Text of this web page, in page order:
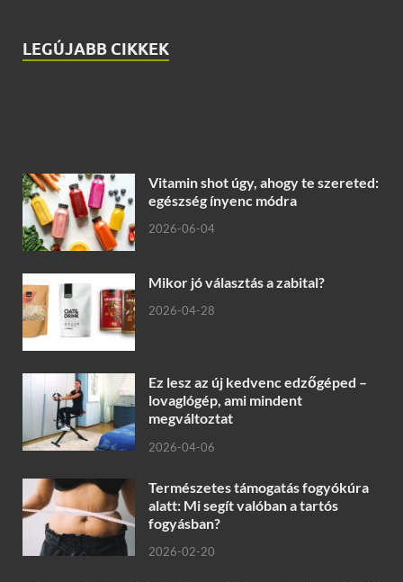
LEGÚJABB CIKKEK
Vitamin shot úgy, ahogy te szereted:
egészség ínyenc módra
2026-06-04
Mikor jó választás a zabital?
2026-04-28
Ez lesz az új kedvenc edzőgéped –
lovaglógép, ami mindent
megváltoztat
2026-04-06
Természetes támogatás fogyókúra
alatt: Mi segít valóban a tartós
fogyásban?
2026-02-20